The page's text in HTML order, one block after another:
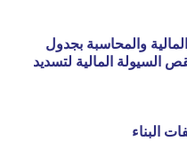
والمحاسبة بجدول
السيولة المالية لتسديد
البناء